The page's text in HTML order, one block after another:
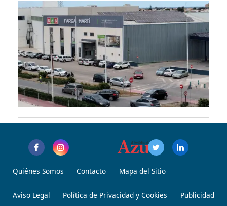
Quiénes Somos Contacto Mapa del Sitio
Aviso Legal Política de Privacidad y Cookies Publicidad